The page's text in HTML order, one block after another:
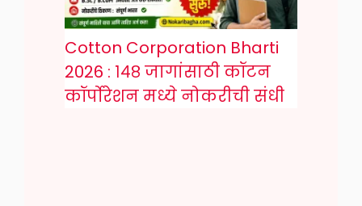
Cotton Corporation Bharti
2026 : १४८ जागांसाठी कॉटन
कॉर्पोरेशन मध्ये नोकरीची संधी